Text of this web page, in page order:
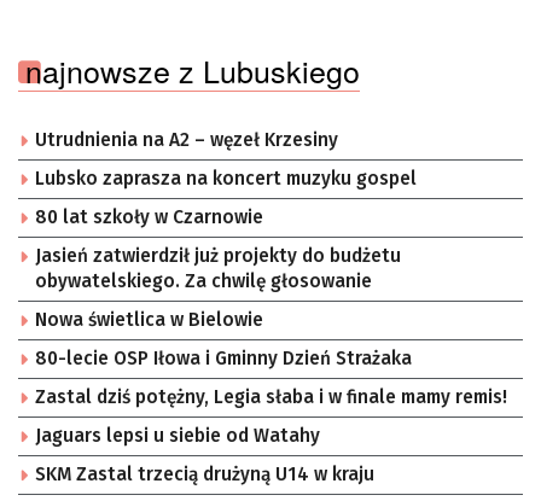
najnowsze z Lubuskiego
Utrudnienia na A2 – węzeł Krzesiny
Lubsko zaprasza na koncert muzyku gospel
80 lat szkoły w Czarnowie
Jasień zatwierdził już projekty do budżetu
obywatelskiego. Za chwilę głosowanie
Nowa świetlica w Bielowie
80-lecie OSP Iłowa i Gminny Dzień Strażaka
Zastal dziś potężny, Legia słaba i w finale mamy remis!
Jaguars lepsi u siebie od Watahy
SKM Zastal trzecią drużyną U14 w kraju